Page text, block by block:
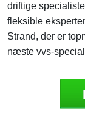
driftige
fleksible
Strand, der er
næste vvs-